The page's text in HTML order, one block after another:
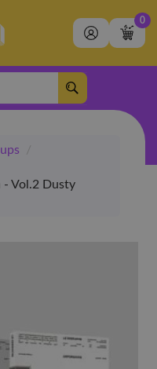
0
/
- Vol.2 Dusty